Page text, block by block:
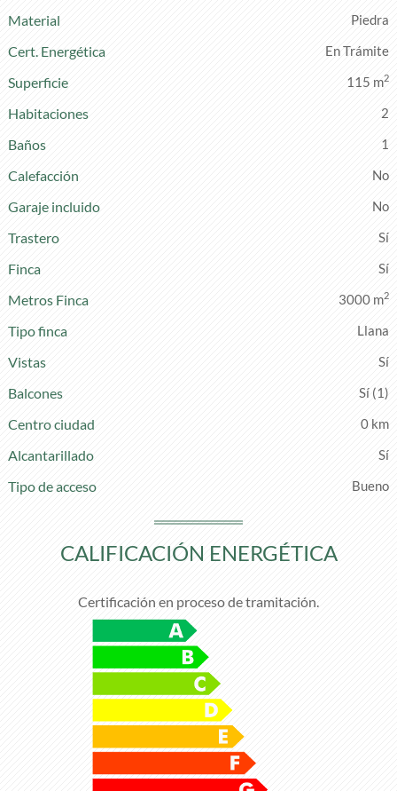
Material
Piedra
Cert. Energética En Trámite
Superficie 115 m2
Habitaciones 2
Baños 1
Calefacción
Garaje incluido
Trastero
Finca
Metros Finca
3000 m2
Tipo finca Llana
Vistas
Balcones
(1)
Centro ciudad 0 km
Alcantarillado
Tipo de acceso
Bueno
CALIFICACIÓN ENERGÉTICA
Certificación en proceso de tramitación.